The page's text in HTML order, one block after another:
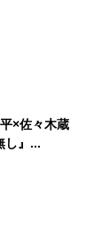
×佐々木蔵
』...